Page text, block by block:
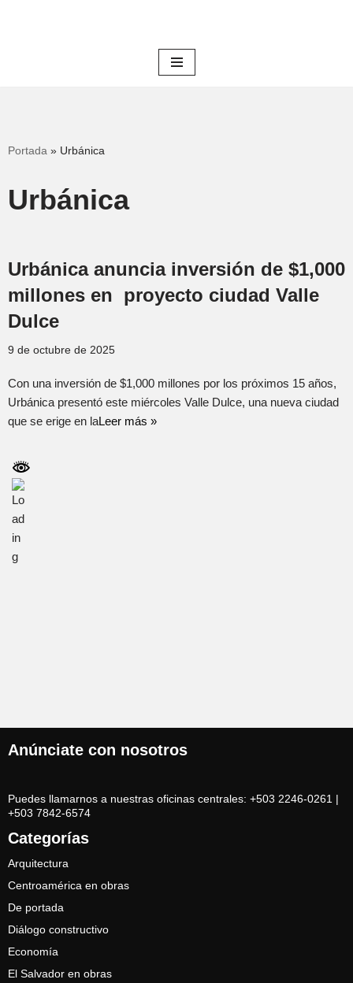
Portada » Urbánica
Urbánica
Urbánica anuncia inversión de $1,000
millones en proyecto ciudad Valle
Dulce
9 de octubre de 2025
Con una inversión de $1,000 millones por los próximos 15 años,
Urbánica presentó este miércoles Valle Dulce, una nueva ciudad
que se erige en laLeer más »
Anúnciate con nosotros
Puedes llamarnos a nuestras oficinas centrales: +503 2246-0261 |
+503 7842-6574
Categorías
Arquitectura
Centroamérica en obras
De portada
Diálogo constructivo
Economía
El Salvador en obras